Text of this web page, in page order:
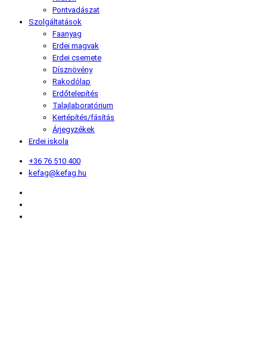
Pontvadászat
Szolgáltatások
Faanyag
Erdei magvak
Erdei csemete
Dísznövény
Rakodólap
Erdőtelepítés
Talajlaboratórium
Kertépítés/fásítás
Árjegyzékek
Erdei iskola
+36 76 510 400
kefag@kefag.hu